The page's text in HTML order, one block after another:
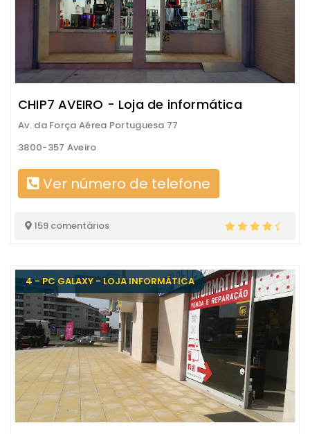
CHIP7 AVEIRO - Loja de informática
Av. da Força Aérea Portuguesa 77
3800-357 Aveiro
Ver número de telefone
159 comentários
4 - PC GALAXY - LOJA INFORMÁTICA